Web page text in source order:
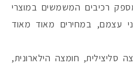
רכיבים המשמשים במוצרי
עצמם, במחירים מאוד מאוד
סליצילית, חומצה הילארונית,